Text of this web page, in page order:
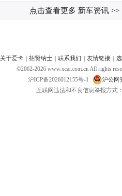
点击查看更多 新车资讯 >>
关于爱卡 招贤纳士 联系我们 友情链接
©2002-2026 www.xcar.com.cn All rights
沪ICP备2026012155号-1
沪公网
互联网违法和不良信息举报方式